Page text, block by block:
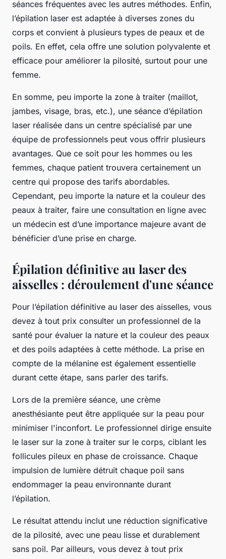
séances fréquentes avec les autres méthodes. Enfin,
l’épilation laser est adaptée à diverses zones du
corps et convient à plusieurs types de peaux et de
poils. En effet, cela offre une solution polyvalente et
efficace pour améliorer la pilosité, surtout pour une
femme.
En somme, peu importe la zone à traiter (maillot,
jambes, visage, bras, etc.), une séance d’épilation
laser réalisée dans un centre spécialisé par une
équipe de professionnels peut vous offrir plusieurs
avantages. Que ce soit pour les hommes ou les
femmes, chaque patient trouvera certainement un
centre qui propose des tarifs abordables.
Cependant, peu importe la nature et la couleur des
peaux à traiter, faire une consultation en ligne avec
un médecin est d’une importance majeure avant de
bénéficier d’une prise en charge.
Épilation définitive au laser des
aisselles : déroulement d'une séance
Pour l’épilation définitive au laser des aisselles, vous
devez à tout prix consulter un professionnel de la
santé pour évaluer la nature et la couleur des peaux
et des poils adaptées à cette méthode. La prise en
compte de la mélanine est également essentielle
durant cette étape, sans parler des tarifs.
Lors de la première séance, une crème
anesthésiante peut être appliquée sur la peau pour
minimiser l'inconfort. Le professionnel dirige ensuite
le laser sur la zone à traiter sur le corps, ciblant les
follicules pileux en phase de croissance. Chaque
impulsion de lumière détruit chaque poil sans
endommager la peau environnante durant
l’épilation.
Le résultat attendu inclut une réduction significative
de la pilosité, avec une peau lisse et durablement
sans poil. Par ailleurs, vous devez à tout prix